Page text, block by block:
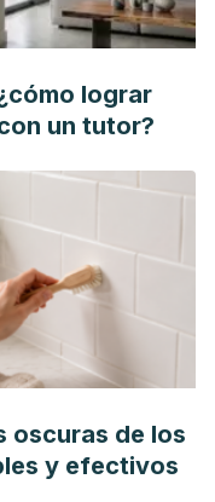
lograr
un tutor?
oscuras de los
y efectivos